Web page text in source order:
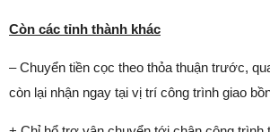
Còn các tỉnh thành khác
– Chuyển tiền cọc theo thỏa thuận trước,
còn lại nhận ngay tại vị trí công trình giao